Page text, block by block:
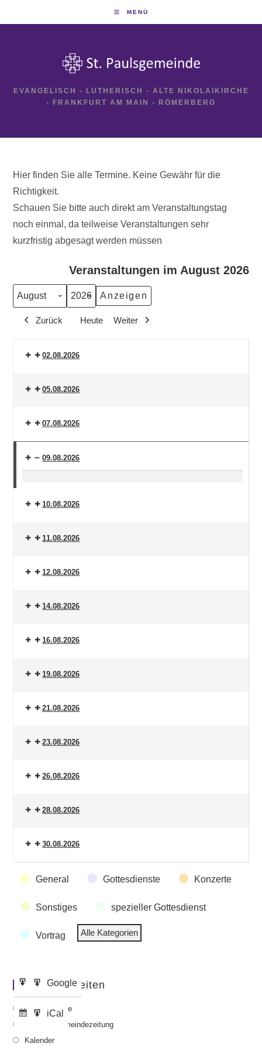
MENÜ
EVANGELISCH - LUTHERISCH - ALTE NIKOLAIKIRCHE
- FRANKFURT AM MAIN - RÖMERBERG
Hier finden Sie alle Termine. Keine Gewähr für die
Richtigkeit.
Schauen Sie bitte auch direkt am Veranstaltungstag
noch einmal, da teilweise Veranstaltungen sehr
kurzfristig abgesagt werden müssen
Veranstaltungen im August 2026
Monat
Jahr
Zurück
Heute Weiter
02.08.2026
05.08.2026
07.08.2026
09.08.2026
10.08.2026
11.08.2026
12.08.2026
14.08.2026
16.08.2026
19.08.2026
21.08.2026
23.08.2026
26.08.2026
28.08.2026
30.08.2026
Veranstaltungskategorien
General Gottesdienste Konzerte
Sonstiges spezieller Gottesdienst
Vortrag Alle Kategorien
Eintragen
Google
Abonnieren
iCal
Export
Google
Export
iCal
Wichtige Seiten
Gottesdienste
Aktuelle Gemeindezeitung
Kalender